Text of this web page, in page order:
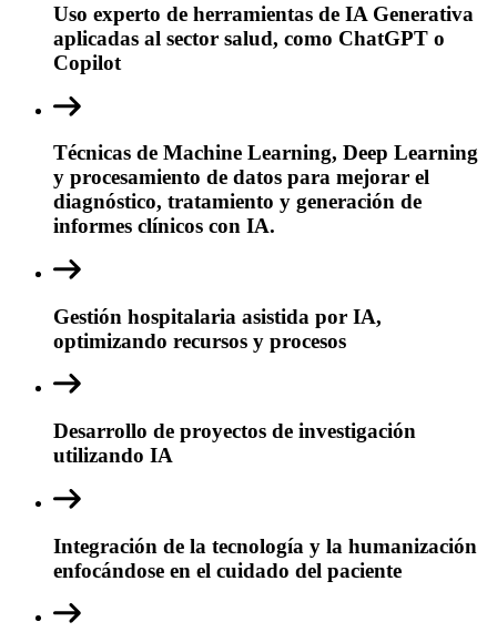
Uso experto de herramientas de IA Generativa
aplicadas al sector salud, como ChatGPT o
Copilot
Técnicas de Machine Learning, Deep Learning
y procesamiento de datos para mejorar el
diagnóstico, tratamiento y generación de
informes clínicos con IA.
Gestión hospitalaria asistida por IA,
optimizando recursos y procesos
Desarrollo de proyectos de investigación
utilizando IA
Integración de la tecnología y la humanización
enfocándose en el cuidado del paciente